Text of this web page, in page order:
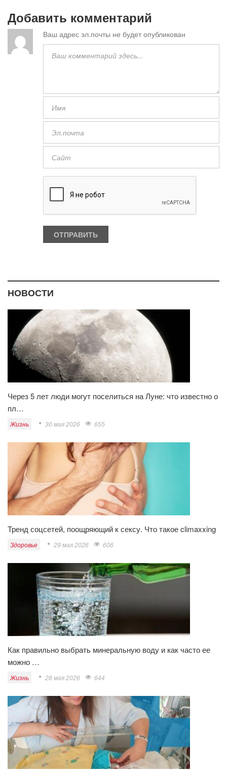
Добавить комментарий
Ваш адрес эл.почты не будет опубликован
НОВОСТИ
Через 5 лет люди могут поселиться на Луне: что известно о
пл…
Жизнь 30 мая 2026 655
Тренд соцсетей, поощряющий к сексу. Что такое climaxxing
Здоровье 29 мая 2026 606
Как правильно выбрать минеральную воду и как часто ее
можно …
Жизнь 28 мая 2026 644